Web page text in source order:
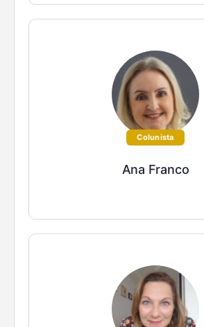
Colunista
Ana Franco